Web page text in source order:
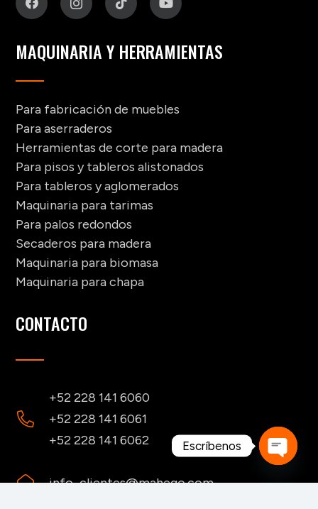
MAQUINARIA Y HERRAMIENTAS
Para fabricación de muebles
Para aserraderos
Herramientas de corte para madera
Para pisos y tableros alistonados
Para tableros y aglomerados
Maquinaria para tarimas
Para palos redondos
Secaderos para madera
Maquinaria para biomasa
Maquinaria para chapa
CONTACTO
+52 228 141 6060
+52 228 141 6061
+52 228 141 6062
info_clientes@mahego.com
Escríbenos